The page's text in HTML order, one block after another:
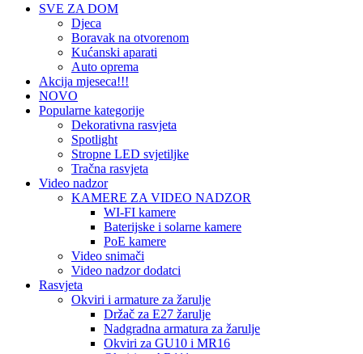
SVE ZA DOM
Djeca
Boravak na otvorenom
Kućanski aparati
Auto oprema
Akcija mjeseca!!!
NOVO
Popularne kategorije
Dekorativna rasvjeta
Spotlight
Stropne LED svjetiljke
Tračna rasvjeta
Video nadzor
KAMERE ZA VIDEO NADZOR
WI-FI kamere
Baterijske i solarne kamere
PoE kamere
Video snimači
Video nadzor dodatci
Rasvjeta
Okviri i armature za žarulje
Držač za E27 žarulje
Nadgradna armatura za žarulje
Okviri za GU10 i MR16